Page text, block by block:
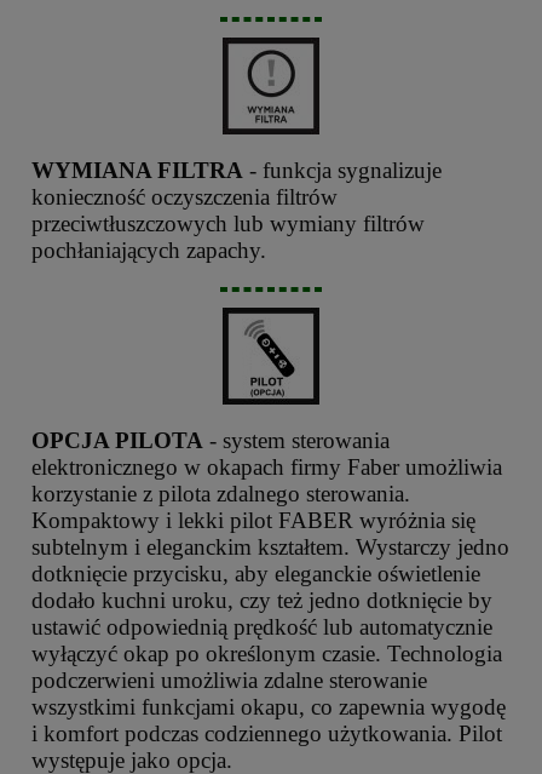
WYMIANA FILTRA - funkcja sygnalizuje
konieczność oczyszczenia filtrów
przeciwtłuszczowych lub wymiany filtrów
pochłaniających zapachy.
OPCJA PILOTA - system sterowania
elektronicznego w okapach firmy Faber umożliwia
korzystanie z pilota zdalnego sterowania.
Kompaktowy i lekki pilot FABER wyróżnia się
subtelnym i eleganckim kształtem. Wystarczy jedno
dotknięcie przycisku, aby eleganckie oświetlenie
dodało kuchni uroku, czy też jedno dotknięcie by
ustawić odpowiednią prędkość lub automatycznie
wyłączyć okap po określonym czasie. Technologia
podczerwieni umożliwia zdalne sterowanie
wszystkimi funkcjami okapu, co zapewnia wygodę
i komfort podczas codziennego użytkowania. Pilot
występuje jako opcja.